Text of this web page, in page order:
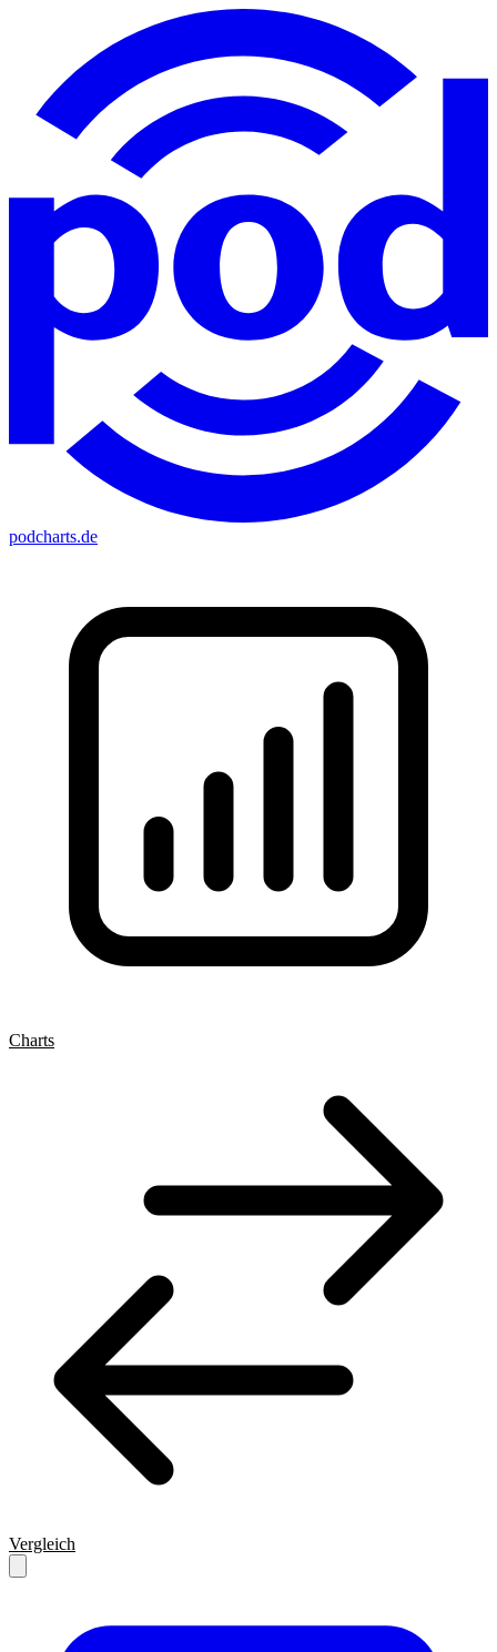
podcharts.de
Charts
Vergleich